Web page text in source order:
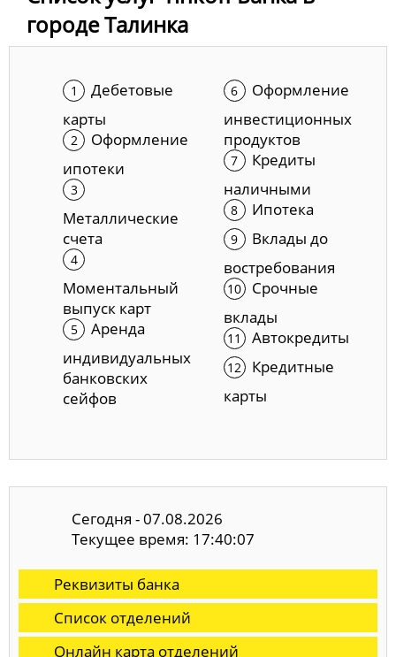
городе Талинка
Дебетовые
карты
Оформление
ипотеки
Металлические
счета
Моментальный
выпуск карт
Аренда
индивидуальных
банковских
сейфов
Оформление
инвестиционных
продуктов
Кредиты
наличными
Ипотека
Вклады до
востребования
Срочные
вклады
Автокредиты
Кредитные
карты
Сегодня - 07.08.2026
Текущее время: 17:40:08
Реквизиты банка
Список отделений
Онлайн карта отделений